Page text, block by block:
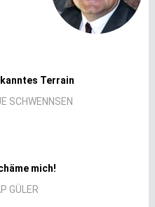
Terrain
SCHWENNSEN
mich!
GÜLER